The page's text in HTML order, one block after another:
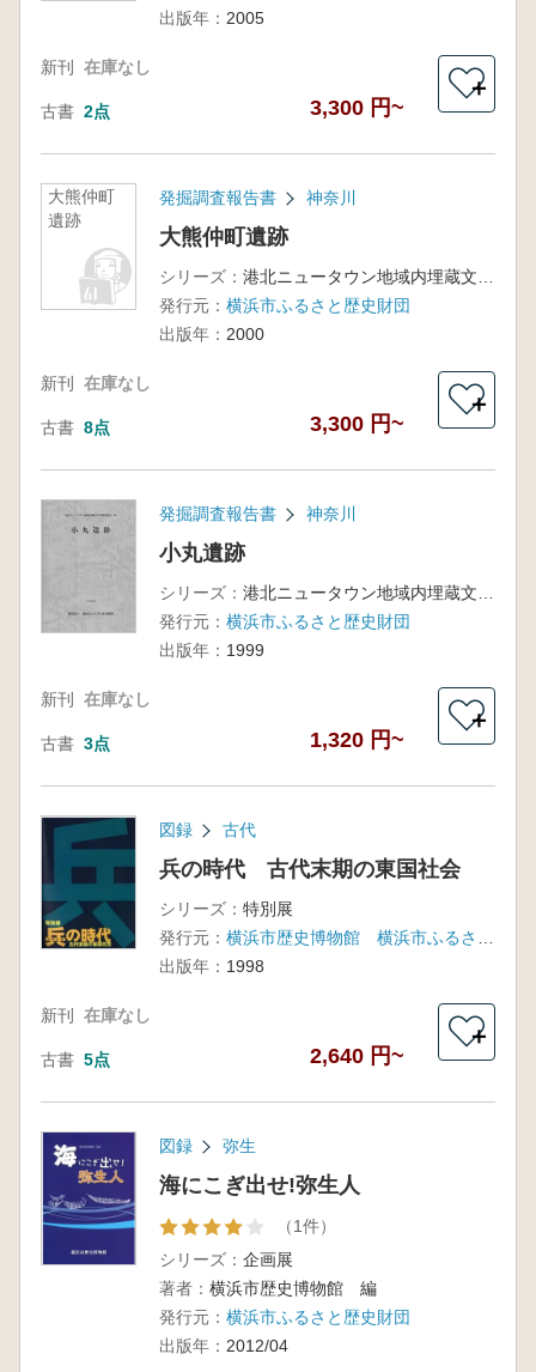
出版年： 2005
新刊 在庫なし
古書 2点 3,300 円~
＋
大熊仲町
遺跡
発掘調査報告書 神奈川
大熊仲町遺跡
シリーズ：
発行元： 横浜市ふるさと歴史財団
出版年： 2000
新刊 在庫なし
古書 8点 3,300 円~
＋
発掘調査報告書 神奈川
小丸遺跡
シリーズ：
発行元： 横浜市ふるさと歴史財団
出版年： 1999
新刊 在庫なし
古書 3点 1,320 円~
＋
図録 古代
兵の時代 古代末期の東国社会
シリーズ： 特別展
発行元：
出版年： 1998
新刊 在庫なし
古書 5点 2,640 円~
＋
図録 弥生
海にこぎ出せ!弥生人
（1件）
シリーズ： 企画展
著者： 横浜市歴史博物館 編
発行元： 横浜市ふるさと歴史財団
出版年： 2012/04